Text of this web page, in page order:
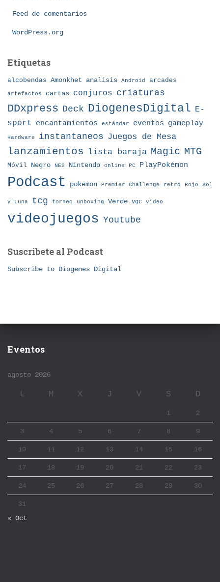
Feed de comentarios
WordPress.org
Etiquetas
alcobendas Amonkhet analisis Android arcades
artefactos cartas conjuros criaturas
DDxpress Deck DiogenesDigital E-
sport
encantamientos estándar eventos gameplay
Hardware instantaneos Juegos de Mesa
lanzamientos lista baraja Magic MTG
Móvil Negro NES Nintendo online PC PlayPokémon
Podcast pokemon Premier Challenge retro Rojo Sol
y Luna tcg torneo unboxing Verde vgc video
videojuegos Youtube
Suscribete al Podcast
Subscribe to Diogenes Digital
Eventos
agosto 2026
L M X J V S D
1 2
3 4 5 6 7 8 9
10 11 12 13 14 15 16
17 18 19 20 21 22 23
24 25 26 27 28 29 30
31
« Oct